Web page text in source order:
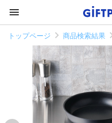
トップページ 商品検索結果